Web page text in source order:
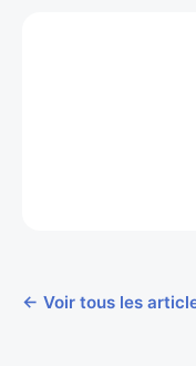
← Voir tous les